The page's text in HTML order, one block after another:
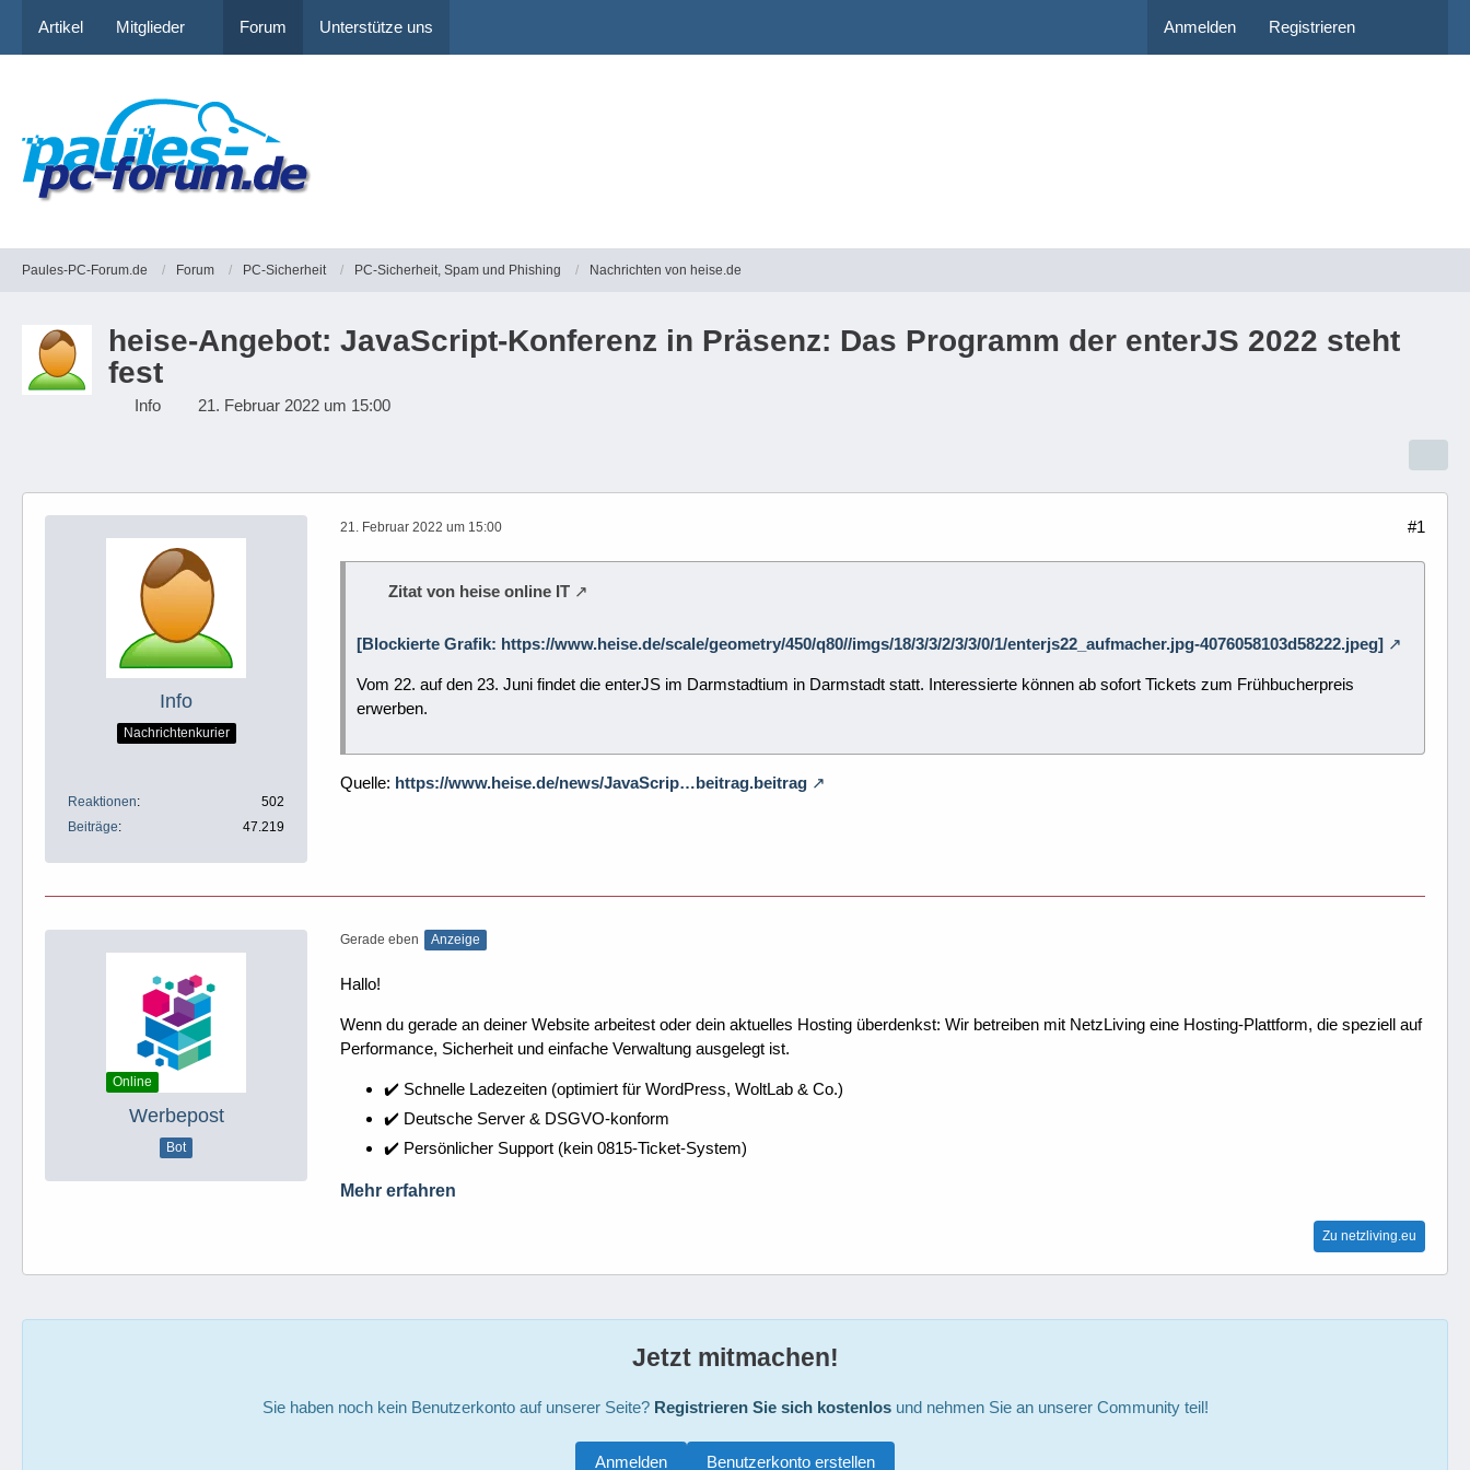
Artikel Mitglieder Forum Unterstütze uns Anmelden Registrieren
Paules-PC-Forum.de Forum PC-Sicherheit PC-Sicherheit, Spam und Phishing Nachrichten von heise.de
heise-Angebot: JavaScript-Konferenz in Präsenz: Das Programm der enterJS 2022 steht
fest
Info 21. Februar 2022 um 15:00
Info
Nachrichtenkurier
Reaktionen
502
Beiträge
47.219
21. Februar 2022 um 15:00 #1
Zitat von heise online IT
[Blockierte Grafik: https://www.heise.de/scale/geometry/450/q80//imgs/18/3/3/2/3/3/0/1/enterjs22_aufmacher.jpg-4076058103d58222.jpeg]
Vom 22. auf den 23. Juni findet die enterJS im Darmstadtium in Darmstadt statt. Interessierte können ab sofort Tickets zum Frühbucherpreis
erwerben.
Quelle: https://www.heise.de/news/JavaScrip…beitrag.beitrag
Online
Werbepost
Bot
Gerade eben Anzeige
Hallo!
Wenn du gerade an deiner Website arbeitest oder dein aktuelles Hosting überdenkst: Wir betreiben mit NetzLiving eine Hosting-Plattform, die speziell auf
Performance, Sicherheit und einfache Verwaltung ausgelegt ist.
✔️ Schnelle Ladezeiten (optimiert für WordPress, WoltLab & Co.)
✔️ Deutsche Server & DSGVO-konform
✔️ Persönlicher Support (kein 0815-Ticket-System)
Mehr erfahren
Zu netzliving.eu
Jetzt mitmachen!
Sie haben noch kein Benutzerkonto auf unserer Seite? Registrieren Sie sich kostenlosund nehmen Sie an unserer Community teil!
Benutzerkonto erstellen
Anmelden